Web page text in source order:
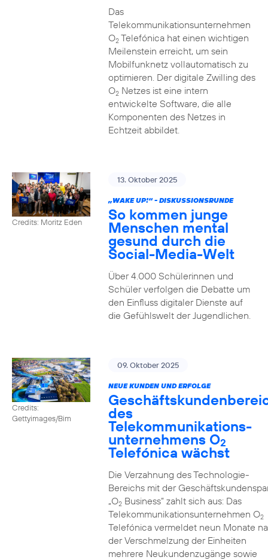
Das
Telekommunikationsunternehmen
O2Telefónica hat einen wichtigen
Meilenstein erreicht, um sein
Mobilfunknetz vollautomatisch zu
optimieren. Der digitale Zwilling des
O2Netzes ist eine intern
entwickelte Software, die alle
Komponenten des Netzes in
Echtzeit abbildet.
Credits: Moritz Eden
13. Oktober 2025
„WAKE UP!“ - DISKUSSIONSRUNDE
So kommen junge
Menschen mental
gesund durch die
Social-Media-Welt
Über 4.000 Schülerinnen und
Schüler verfolgen die Debatte um
den Einfluss digitaler Dienste auf
die Gefühlswelt der Jugendlichen.
Credits:
Gettyimages/Bim
09. Oktober 2025
NEUE KUNDEN UND ERFOLGE
des
Telekommunikations­
unternehmens O2
Telefónica wächst
Die Verzahnung des Technologie-
Bereichs mit der
„O2Business” zahlt sich aus: Das
Telekommunikationsunternehmen O2
Telefónica vermeldet neun Monate
der Verschmelzung der Einheiten
mehrere Neukundenzugänge sowie